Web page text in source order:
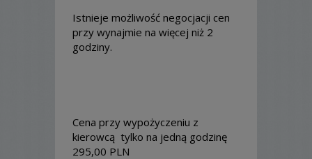
Istnieje możliwość negocjacji cen
przy wynajmie na więcej niż 2
godziny.
Cena przy wypożyczeniu z
kierowcą tylko na jedną godzinę
295,00 PLN